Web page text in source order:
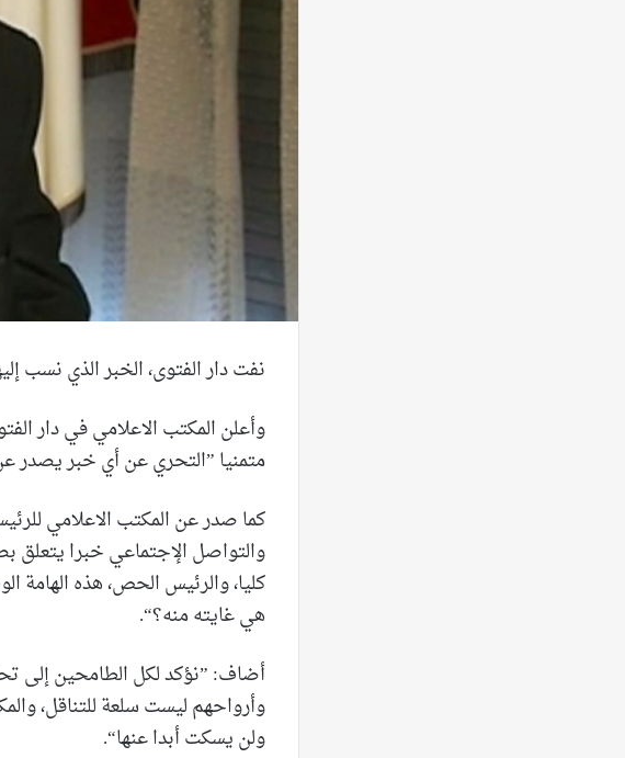
نفت دار الفتوى، الخبر الذي نسب
وأعلن المكتب الاعلامي في دار
متمنيا ”التحري عن أي خبر يصدر
كما صدر عن المكتب الاعلامي
والتواصل الإجتماعي خبرا يتعلق
كليا، والرئيس الحص، هذه الهامة
هي غايته منه؟“.
أضاف: ”نؤكد لكل الطامحين إلى
وأرواحهم ليست سلعة للتناقل،
ولن يسكت أبدا عنها“.